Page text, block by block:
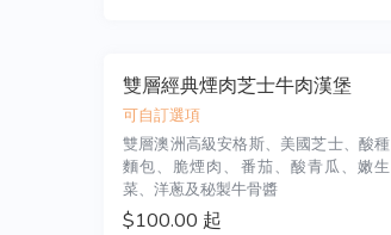
雙層經典煙肉芝士牛肉漢堡
可自訂選項
雙層澳洲高級安格斯、美國芝士、酸種
麵包、脆煙肉、番茄、酸青瓜、嫩生
菜、洋蔥及秘製牛骨醬
$100.00 起